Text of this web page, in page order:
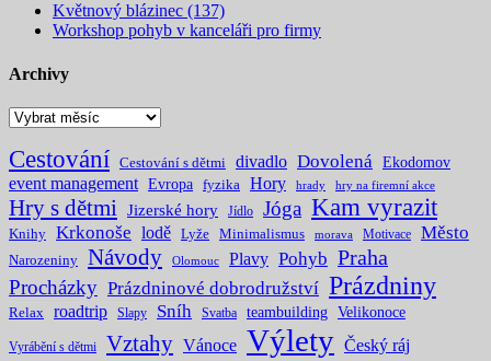
Květnový blázinec (137)
Workshop pohyb v kanceláři pro firmy
Archivy
Archivy
Cestování Cestování s dětmi divadlo Dovolená Ekodomov
event management Evropa fyzika Hory hrady hry na firemní akce
Hry s dětmi Jizerské hory Jídlo Jóga Kam vyrazit
Knihy Krkonoše lodě Lyže Minimalismus morava Motivace Město
Narozeniny Návody Olomouc Plavy Pohyb Praha
Procházky Prázdninové dobrodružství Prázdniny
Relax roadtrip Slapy Sníh Svatba teambuilding Velikonoce
Vyrábění s dětmi Vztahy Vánoce Výlety Český ráj